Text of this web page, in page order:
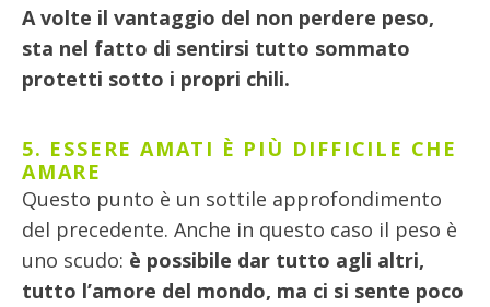
A volte il vantaggio del non perdere peso,
sta nel fatto di sentirsi tutto sommato
protetti sotto i propri chili.
5. ESSERE AMATI È PIÙ DIFFICILE CHE
AMARE
Questo punto è un sottile approfondimento
del precedente. Anche in questo caso il peso è
uno scudo: è possibile dar tutto agli altri,
tutto l’amore del mondo, ma ci si sente poco